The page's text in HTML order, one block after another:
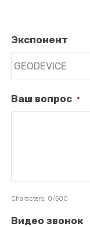
Экспонент
Ваш вопрос *
Characters: 0/500
Видео звонок